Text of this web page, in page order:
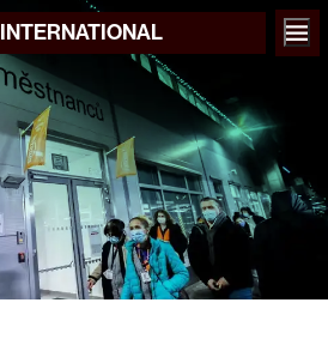
INTERNATIONAL